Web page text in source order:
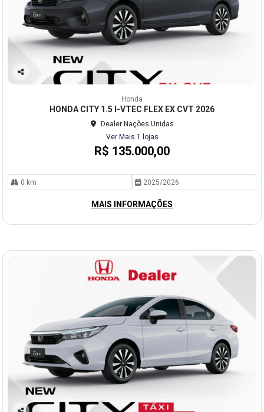
Co
Honda
HONDA CITY 1.5 I-VTEC FLEX EX CVT 2026
Dealer Nações Unidas
Ver Mais 1 lojas
R$ 135.000,00
0 km 2025/2026
MAIS INFORMAÇÕES